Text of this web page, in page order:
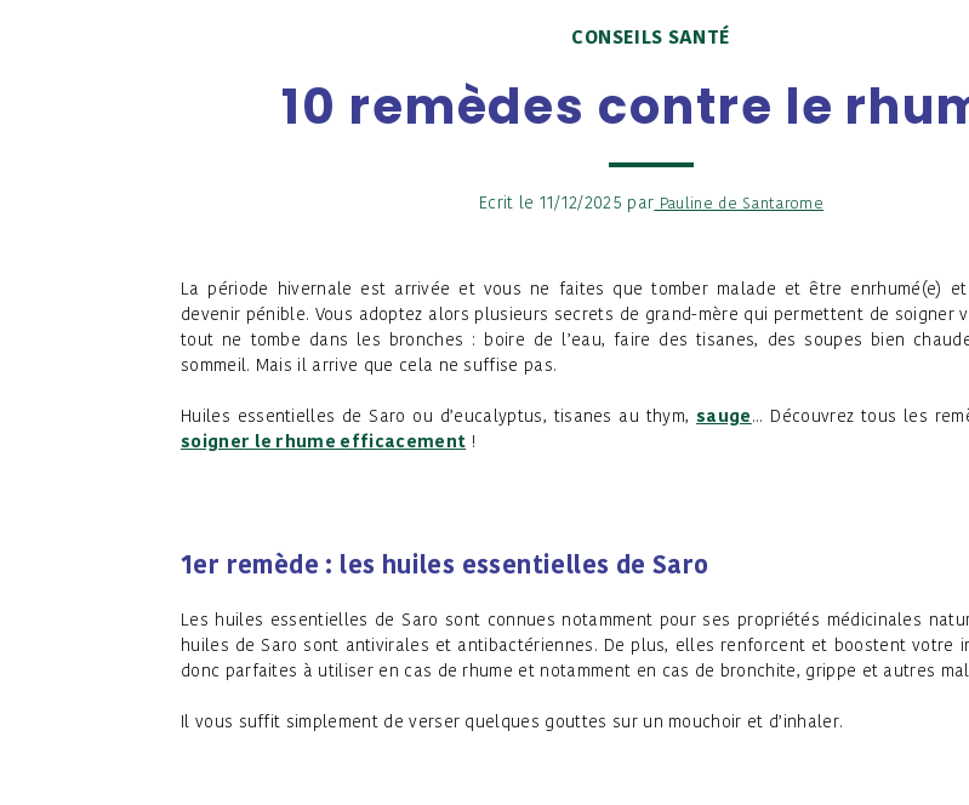
CONSEILS SANTÉ
10 remèdes contre le
Ecrit le 11/12/2025 par Pauline de Santarome
La période hivernale est arrivée et vous ne faites que tomber malade et être enrhumé(e)
devenir pénible. Vous adoptez alors plusieurs secrets de grand-mère qui permettent de soigner
tout ne tombe dans les bronches : boire de l’eau, faire des tisanes, des soupes bien
sommeil. Mais il arrive que cela ne suffise pas.
Huiles essentielles de Saro ou d’eucalyptus, tisanes au thym,sauge ... Découvrez tous les
soigner le rhume efficacement !
1er remède : les huiles essentielles de Saro
Les huiles essentielles de Saro sont connues notamment pour ses propriétés médicinales
huiles de Saro sont antivirales et antibactériennes. De plus, elles renforcent et boostent votre
donc parfaites à utiliser en cas de rhume et notamment en cas de bronchite, grippe et autres
Il vous suffit simplement de verser quelques gouttes sur un mouchoir et d’inhaler.